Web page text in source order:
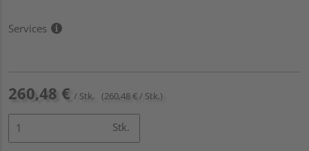
Services
260,48 € / Stk. (260,48 € / Stk.)
Stk.